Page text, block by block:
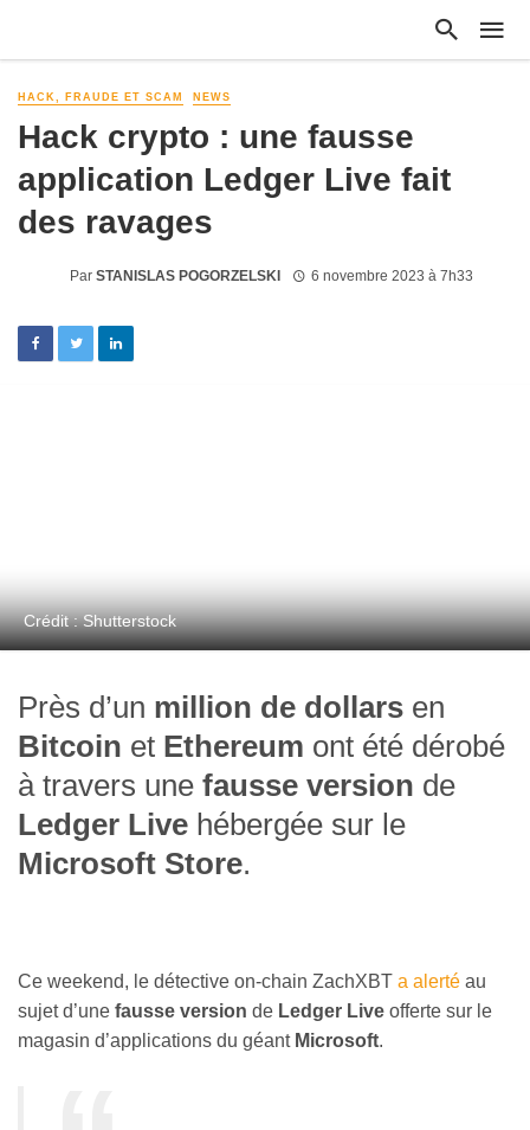
HACK, FRAUDE ET SCAM NEWS
Hack crypto : une fausse
application Ledger Live fait
des ravages
Par STANISLAS POGORZELSKI 6 novembre 2023 à 7h33
Crédit : Shutterstock
Près d’un million de dollars en
Bitcoin et Ethereum ont été dérobé
à travers une fausse version de
Ledger Live hébergée sur le
Microsoft Store.
Ce weekend, le détective on-chain ZachXBT a alerté au
sujet d’une fausse version de Ledger Live offerte sur le
magasin d’applications du géant Microsoft.